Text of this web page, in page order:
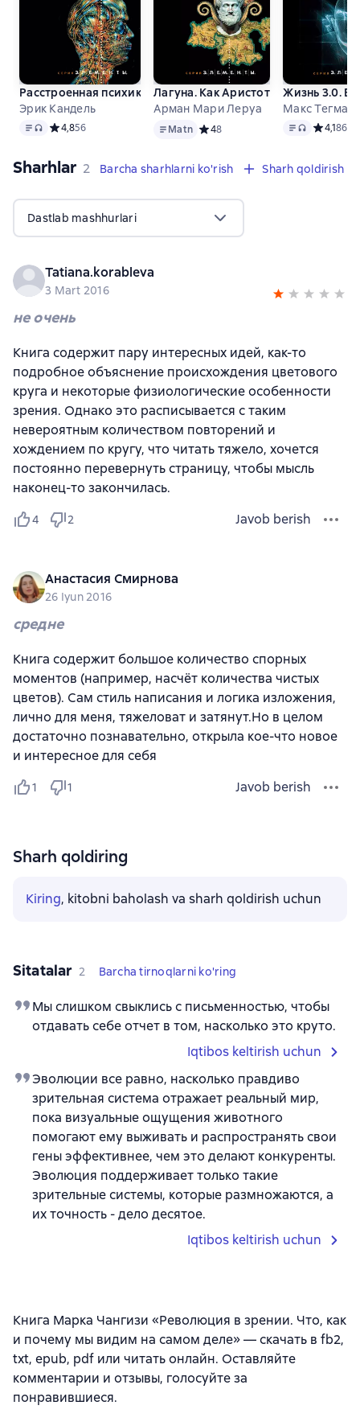
Расстроенная психика. Что рассказывает о нас необычный
Эрик Кандель
Matn , audio format mavjud
Средний рейтинг 4,8 на основе 56 оценок
4,856
Лагуна. Как Аристотель придумал
Арман Мари Леруа
MatnMatn Средний рейтинг 4 на основе 8
48
Жизнь 3.0.
Макс
Matn , audio
Средний
4,186
Sharhlar 2 sharhlar
2 Barcha sharhlarni ko'rish Sharh qoldirish
Dastlab mashhurlari
Tatiana.korableva
3 Mart 2016
не очень
Книга содержит пару интересных идей, как-то
подробное объяснение происхождения цветового
круга и некоторые физиологические особенности
зрения. Однако это расписывается с таким
невероятным количеством повторений и
хождением по кругу, что читать тяжело, хочется
постоянно перевернуть страницу, чтобы мысль
наконец-то закончилась.
4 2 Javob berish
Анастасия Смирнова
26 Iyun 2016
средне
Книга содержит большое количество спорных
моментов (например, насчёт количества чистых
цветов). Сам стиль написания и логика изложения,
лично для меня, тяжеловат и затянут.Но в целом
достаточно познавательно, открыла кое-что новое
и интересное для себя
1 1 Javob berish
Sharh qoldiring
Kiring, kitobni baholash va sharh qoldirish uchun
Sitatalar 2 Barcha tirnoqlarni ko'ring
Мы слишком свыклись с письменностью, чтобы
отдавать себе отчет в том, насколько это круто.
Iqtibos keltirish uchun
Эволюции все равно, насколько правдиво
зрительная система отражает реальный мир,
пока визуальные ощущения животного
помогают ему выживать и распространять свои
гены эффективнее, чем это делают конкуренты.
Эволюция поддерживает только такие
зрительные системы, которые размножаются, а
их точность - дело десятое.
Iqtibos keltirish uchun
Книга Марка Чангизи «Революция в зрении. Что, как
и почему мы видим на самом деле» — скачать в fb2,
txt, epub, pdf или читать онлайн. Оставляйте
комментарии и отзывы, голосуйте за
понравившиеся.